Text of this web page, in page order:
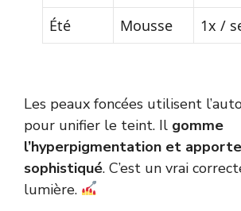
Été
Mousse 1x /
Les peaux foncées utilisent
pour unifier le teint. Il gomme
l’hyperpigmentation et
sophistiqué. C’est un vrai
lumière.